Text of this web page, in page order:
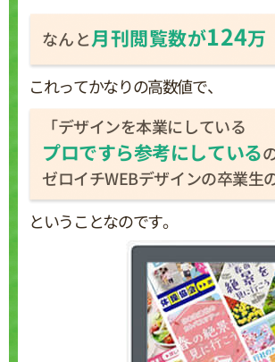
なんと月刊閲覧数が124万
これってかなりの高数値で、
「デザインを本業にしている
プロですら参考にしている
ゼロイチWEBデザインの卒業生
ということなのです。